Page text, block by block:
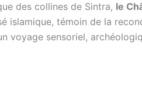
des collines de Sintra, le
islamique, témoin de la
voyage sensoriel,